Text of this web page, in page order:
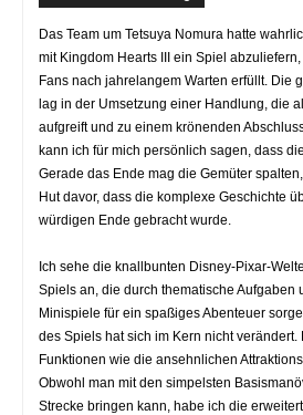
Das Team um Tetsuya Nomura hatte
mit Kingdom Hearts III ein Spiel
Fans nach jahrelangem Warten erfüllt. Die
lag in der Umsetzung einer Handlung, die
aufgreift und zu einem krönenden
kann ich für mich persönlich sagen, dass
Gerade das Ende mag die Gemüter
Hut davor, dass die komplexe Geschichte
würdigen Ende gebracht wurde.
Ich sehe die knallbunten Disney-Pixar-
Spiels an, die durch thematische Aufgaben
Minispiele für ein spaßiges Abenteuer
des Spiels hat sich im Kern nicht verändert.
Funktionen wie die ansehnlichen
Obwohl man mit den simpelsten
Strecke bringen kann, habe ich die